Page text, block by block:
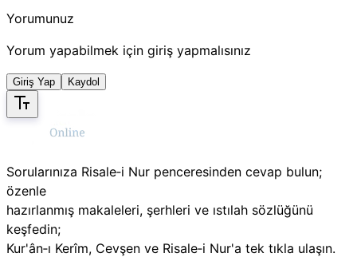
Yorumunuz
Yorum yapabilmek için giriş yapmalısınız
Giriş Yap Kaydol
Sorularınıza Risale‑i Nur penceresinden cevap bulun;
özenle
hazırlanmış makaleleri, şerhleri ve ıstılah sözlüğünü
keşfedin;
Kur'ân‑ı Kerîm, Cevşen ve Risale‑i Nur'a tek tıkla ulaşın.